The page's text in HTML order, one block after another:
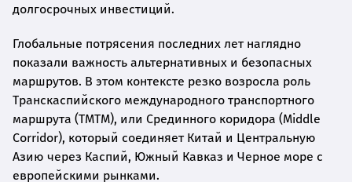
долгосрочных инвестиций.
Глобальные потрясения последних лет наглядно
показали важность альтернативных и безопасных
маршрутов. В этом контексте резко возросла роль
Транскаспийского международного транспортного
маршрута (ТМТМ), или Срединного коридора (Middle
Corridor), который соединяет Китай и Центральную
Азию через Каспий, Южный Кавказ и Черное море с
европейскими рынками.